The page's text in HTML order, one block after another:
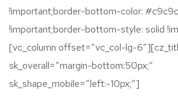
!important;border-bottom-color:
!important;border-bottom-style: solid
[vc_column offset=”vc_col-lg-
sk_overall=”margin-bottom:50px;”
sk_shape_mobile=”left:-10px;”]